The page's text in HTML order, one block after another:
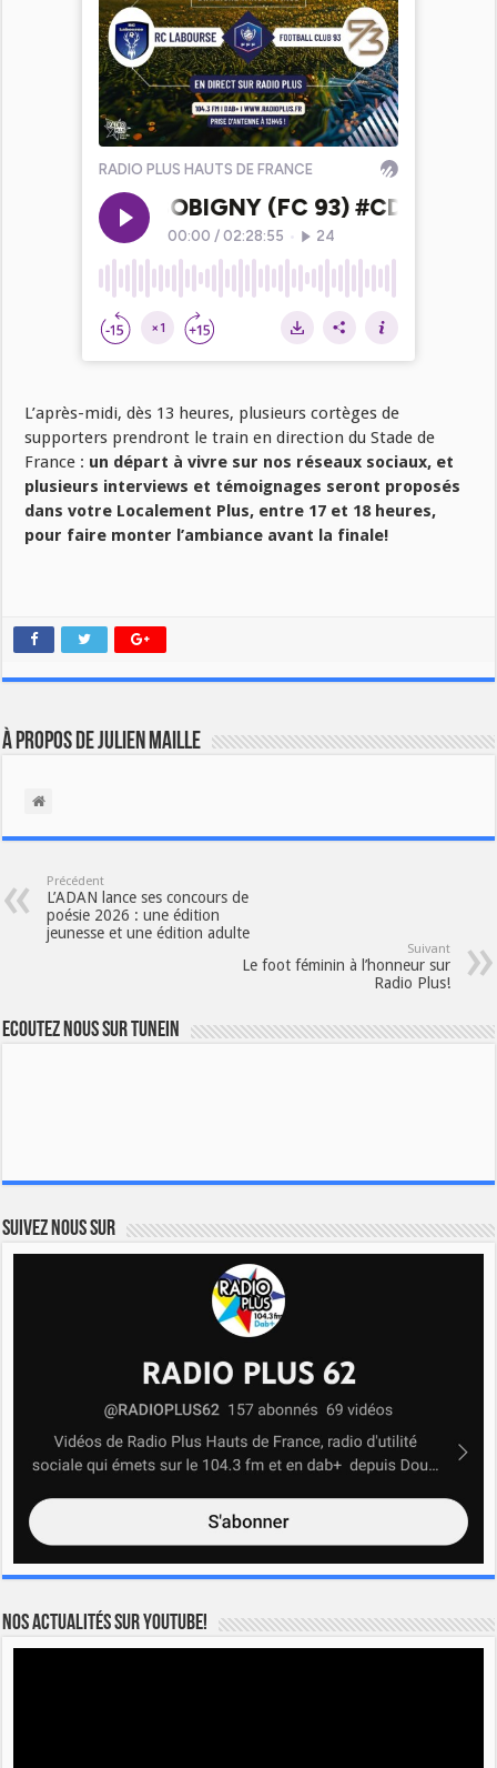
L’après-midi, dès 13 heures, plusieurs cortèges de
supporters prendront le train en direction du Stade de
France : un départ à vivre sur nos réseaux sociaux, et
plusieurs interviews et témoignages seront proposés
dans votre Localement Plus, entre 17 et 18 heures,
pour faire monter l’ambiance avant la finale!
À propos de Julien Maille
Précédent
L’ADAN lance ses concours de
poésie 2026 : une édition
jeunesse et une édition adulte
Suivant
Le foot féminin à l’honneur sur
Radio Plus!
Ecoutez nous sur TuneIn
Suivez nous sur
Nos actualités sur YOUTUBE!